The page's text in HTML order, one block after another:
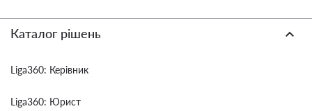
Каталог рішень
Liga360: Керівник
Liga360: Юрист